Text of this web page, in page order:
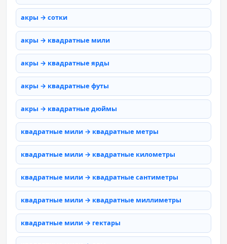
акры → сотки
акры → квадратные мили
акры → квадратные ярды
акры → квадратные футы
акры → квадратные дюймы
квадратные мили → квадратные метры
квадратные мили → квадратные километры
квадратные мили → квадратные сантиметры
квадратные мили → квадратные миллиметры
квадратные мили → гектары